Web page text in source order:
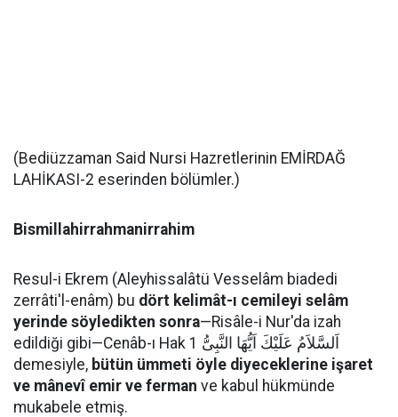
(Bediüzzaman Said Nursi Hazretlerinin EMİRDAĞ
LAHİKASI-2 eserinden bölümler.)
Bismillahirrahmanirrahim
Resul-i Ekrem (Aleyhissalâtü Vesselâm biadedi
zerrâti'l-enâm) bu dört kelimât-ı cemileyi selâm
yerinde söyledikten sonra—Risâle-i Nur'da izah
edildiği gibi—Cenâb-ı Hak اَلسَّلاَمُ عَلَيْكَ اَيُّهَا النَّبِىُّ 1
demesiyle, bütün ümmeti öyle diyeceklerine işaret
ve mânevî emir ve ferman ve kabul hükmünde
mukabele etmiş.